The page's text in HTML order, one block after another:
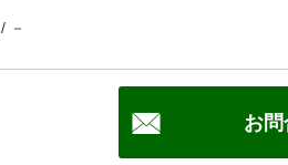
/ －
お問